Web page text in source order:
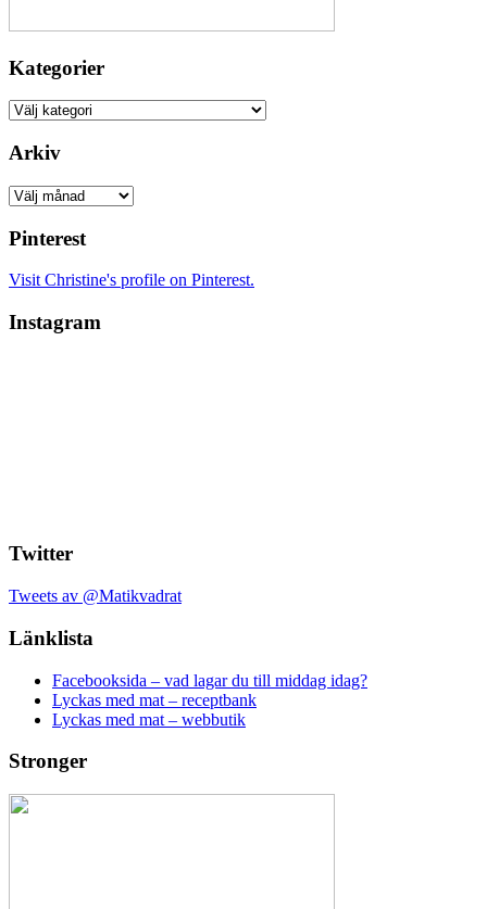
Kategorier
Kategorier
Arkiv
Arkiv
Pinterest
Visit Christine's profile on Pinterest.
Instagram
Twitter
Tweets av @Matikvadrat
Länklista
Facebooksida – vad lagar du till middag idag?
Lyckas med mat – receptbank
Lyckas med mat – webbutik
Stronger